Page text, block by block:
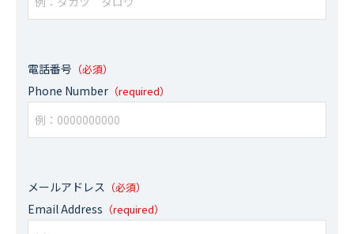
電話番号 （必須）
Phone Number （required）
メールアドレス （必須）
Email Address （required）